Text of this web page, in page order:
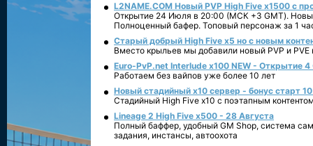
L2NAME.COM Новый PVP High Five x1500 с
Открытие 24 Июля в 20:00 (МСК +3 GMT).
Полноценный бафер. Топовый персонаж за 1
Старый добрый High Five x5 но с новым
Вместо крыльев мы добавили новый PVP и PVE
Euro-PvP.net Interlude х100 NEW - Открытие 4
Работаем без вайпов уже более 10 лет
Новый стадийный х10 сервер - бонус старт
Стадийный High Five x10 с поэтапным
Lineage 2 High Five x500 - 28 Августа
Полный баффер, удобный GM Shop, система
задания, инстансы, автоохота